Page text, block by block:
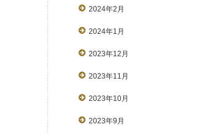
2024年2月
2024年1月
2023年12月
2023年11月
2023年10月
2023年9月